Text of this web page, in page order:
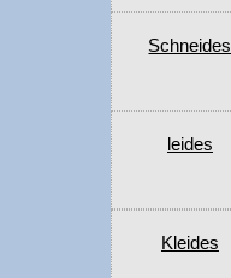
Schneides
leides
Kleides